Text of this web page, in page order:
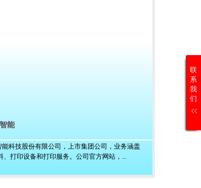
能
能科技股份有限公司，上市集团公司，业务涵盖
、打印设备和打印服务。公司官方网站，...
联
系
我
们